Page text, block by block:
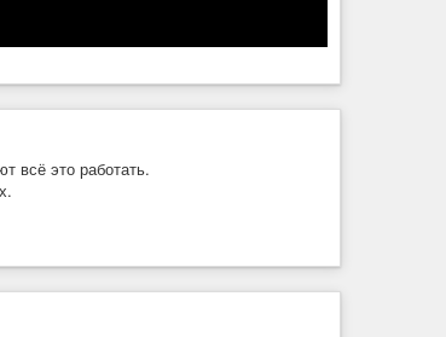
всё это работать.